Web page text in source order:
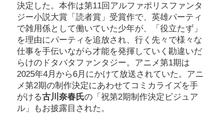
決定した。本作は第11回アルファポリスファンタ
ジー小説大賞「読者賞」受賞作で、英雄パーティ
で雑用係として働いていた少年が、「役立たず」
を理由にパーティを追放され、行く先々で様々な
仕事を手伝いながら才能を発揮していく勘違いだ
らけのドタバタファンタジー。アニメ第1期は
2025年4月から6月にかけて放送されていた。アニ
メ第2期の制作決定にあわせてコミカライズを手
がける古川奈春氏の「祝第2期制作決定ビジュア
ル」もお披露目された。